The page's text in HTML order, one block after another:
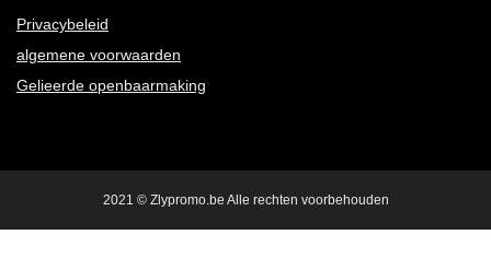
Privacybeleid
algemene voorwaarden
Gelieerde openbaarmaking
2021 © Zlypromo.be Alle rechten voorbehouden